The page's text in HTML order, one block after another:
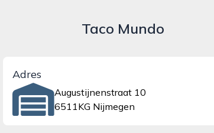
Taco Mundo
Adres
Augustijnenstraat 10
6511KG Nijmegen